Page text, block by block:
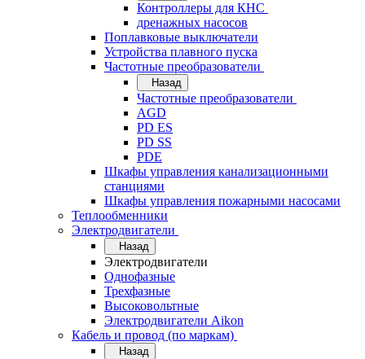
Контроллеры для КНС
дренажных насосов
Поплавковые выключатели
Устройства плавного пуска
Частотные преобразователи
Назад
Частотные преобразователи
AGD
PD ES
PD SS
PDE
Шкафы управления канализационными
станциями
Шкафы управления пожарными насосами
Теплообменники
Электродвигатели
Назад
Электродвигатели
Однофазные
Трехфазные
Высоковольтные
Электродвигатели Aikon
Кабель и провод (по маркам)
Назад